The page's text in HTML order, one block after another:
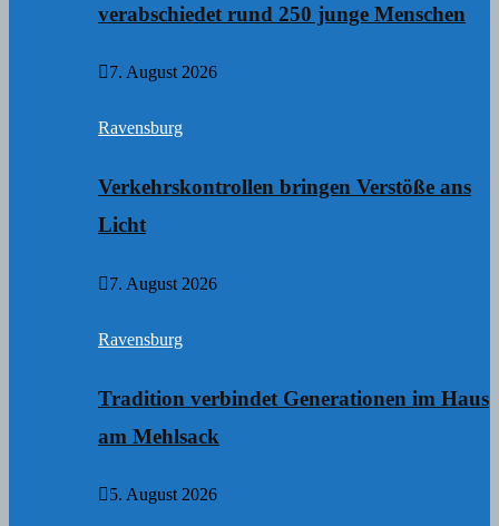
verabschiedet rund 250 junge Menschen
7. August 2026
Ravensburg
Verkehrskontrollen bringen Verstöße ans
Licht
7. August 2026
Ravensburg
Tradition verbindet Generationen im Haus
am Mehlsack
5. August 2026